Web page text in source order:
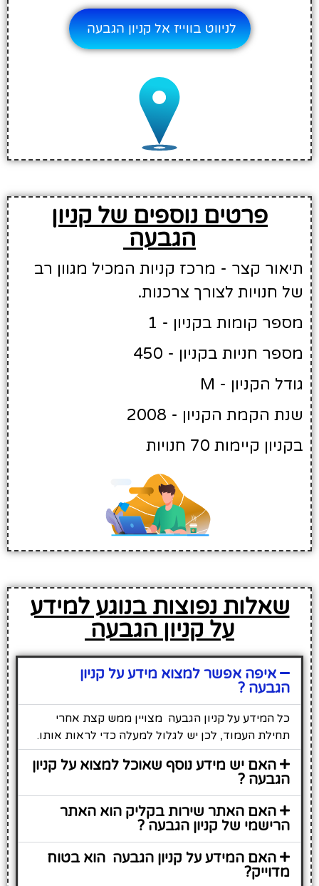
לניווט בווייז אל קניון הגבעה
פרטים נוספים של קניון
הגבעה
תיאור קצר - מרכז קניות המכיל מגוון רב
של חנויות לצורך צרכנות.
מספר קומות בקניון - 1
מספר חניות בקניון - 450
גודל הקניון - M
שנת הקמת הקניון - 2008
בקניון קיימות 70 חנויות
שאלות נפוצות בנוגע למידע
על קניון הגבעה
איפה אפשר למצוא מידע על קניון
הגבעה ?
כל המידע על קניון הגבעה מצויין ממש קצת אחרי
תחילת העמוד, לכן יש לגלול למעלה כדי לראות אותו.
האם יש מידע נוסף שאוכל למצוא על קניון
הגבעה ?
האם האתר שירות בקליק הוא האתר
הרישמי של קניון הגבעה ?
האם המידע על קניון הגבעה הוא בטוח
מדוייק?